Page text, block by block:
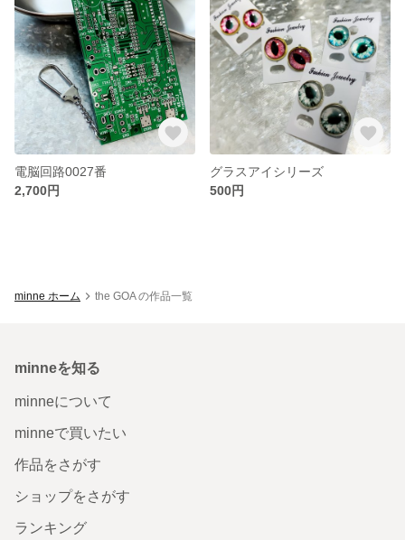
電脳回路0027番
2,700円
グラスアイシリーズ
500円
minne ホーム the GOA の作品一覧
minneを知る
minneについて
minneで買いたい
作品をさがす
ショップをさがす
ランキング